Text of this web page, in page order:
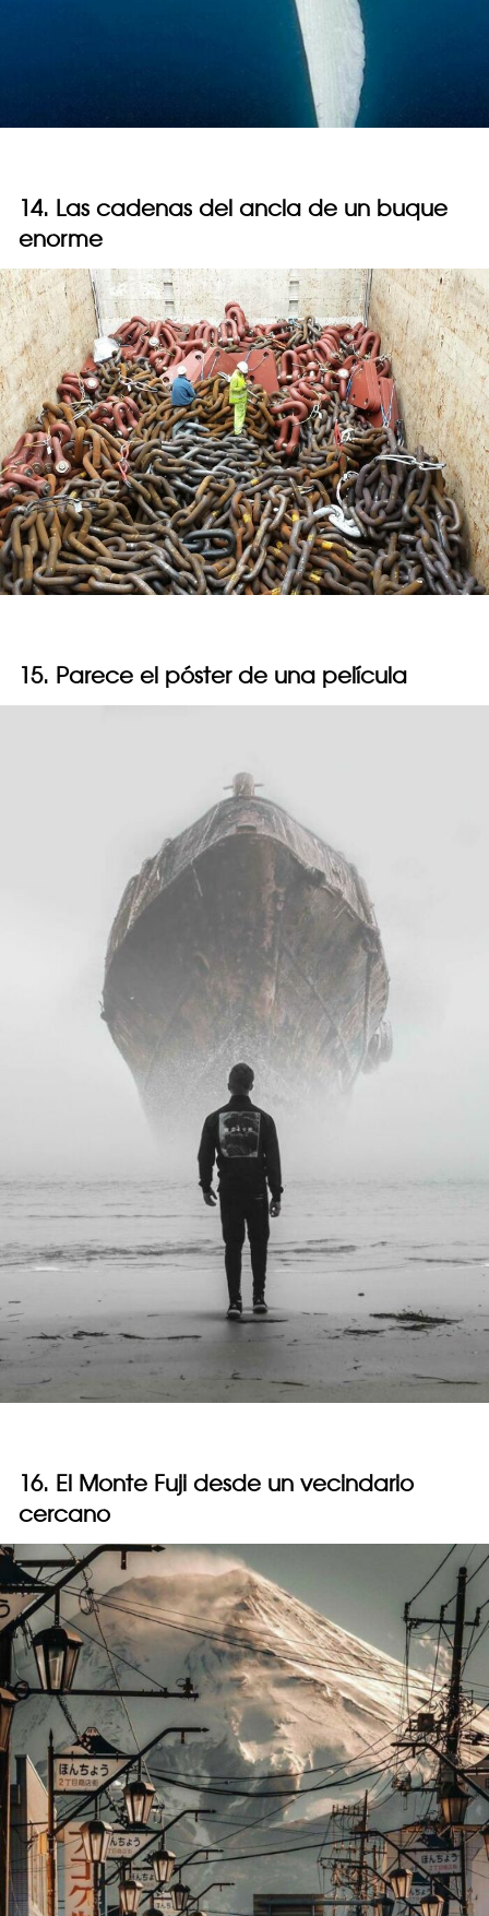
14. Las cadenas del ancla de un buque
enorme
15. Parece el póster de una película
16. El Monte Fuji desde un vecindario
cercano